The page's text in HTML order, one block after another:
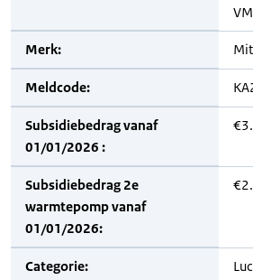
Merk:
Meldcode:
Subsidiebedrag vanaf
01/01/2026 :
Subsidiebedrag 2e
warmtepomp vanaf
01/01/2026:
Categorie: